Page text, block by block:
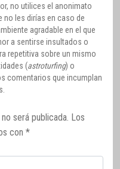
no utilices el anonimato
no les dirías en caso de
agradable en el que
a sentirse insultados o
repetitiva sobre un mismo
(astroturfing) o
comentarios que incumplan
será publicada. Los
con *